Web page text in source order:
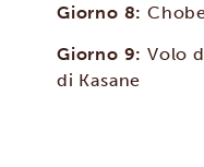
Giorno 8:
Giorno 9: Volo
di Kasane